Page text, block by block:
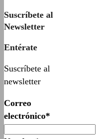
Suscríbete al
Newsletter
Entérate
Suscríbete al
newsletter
Correo
electrónico*